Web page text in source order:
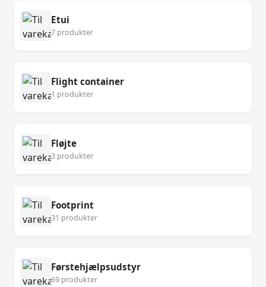
Etui
7 produkter
Flight container
1 produkter
Fløjte
3 produkter
Footprint
31 produkter
Førstehjælpsudstyr
69 produkter